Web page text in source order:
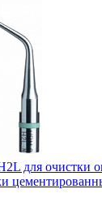
для очистки